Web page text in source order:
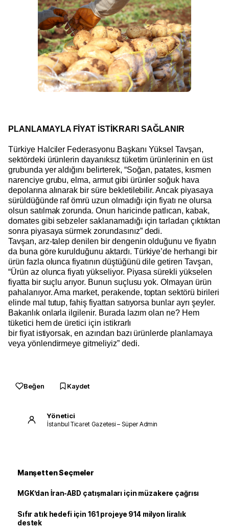
PLANLAMAYLA FİYAT İSTİKRARI SAĞLANIR
Türkiye Halciler Federasyonu Başkanı Yüksel Tavşan,
sektördeki ürünlerin dayanıksız tüketim ürünlerinin en üst
grubunda yer aldığını belirterek, “Soğan, patates, kısmen
narenciye grubu, elma, armut gibi ürünler soğuk hava
depolarına alınarak bir süre bekletilebilir. Ancak piyasaya
sürüldüğünde raf ömrü uzun olmadığı için fiyatı ne olursa
olsun satılmak zorunda. Onun haricinde patlıcan, kabak,
domates gibi sebzeler saklanamadığı için tarladan çıktıktan
sonra piyasaya sürmek zorundasınız” dedi.
Tavşan, arz-talep denilen bir dengenin olduğunu ve fiyatın
da buna göre kurulduğunu aktardı. Türkiye’de herhangi bir
ürün fazla olunca fiyatının düştüğünü dile getiren Tavşan,
“Ürün az olunca fiyatı yükseliyor. Piyasa sürekli yükselen
fiyatta bir suçlu arıyor. Bunun suçlusu yok. Olmayan ürün
pahalanıyor. Ama market, perakende, toptan sektörü birileri
elinde mal tutup, fahiş fiyattan satıyorsa bunlar ayrı şeyler.
Bakanlık onlarla ilgilenir. Burada lazım olan ne? Hem
tüketici hem de üretici için istikrarlı
bir fiyat istiyorsak, en azından bazı ürünlerde planlamaya
veya yönlendirmeye gitmeliyiz” dedi.
Beğen Kaydet
Yönetici
İstanbul Ticaret Gazetesi – Süper Admin
Manşetten Seçmeler
MGK’dan İran-ABD çatışmaları için müzakere çağrısı
Sıfır atık hedefi için 161 projeye 914 milyon liralık
destek